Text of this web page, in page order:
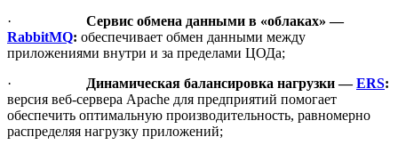
· Сервис обмена данными в «облаках» —
RabbitMQ: обеспечивает обмен данными между
приложениями внутри и за пределами ЦОДа;
·
Динамическая балансировка нагрузки —ERS:
версия веб-сервера Apache для предприятий помогает
обеспечить оптимальную производительность, равномерно
распределяя нагрузку приложений;